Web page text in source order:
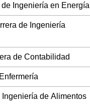
Ingeniería en Energía
de Ingeniería
de Contabilidad
de Alimentos